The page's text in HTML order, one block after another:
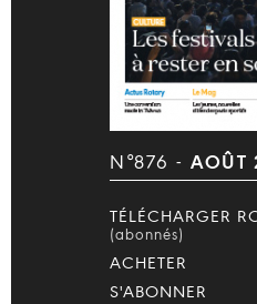
N°876 - AOÛT
TÉLÉCHARGER
(abonnés)
ACHETER
S'ABONNER